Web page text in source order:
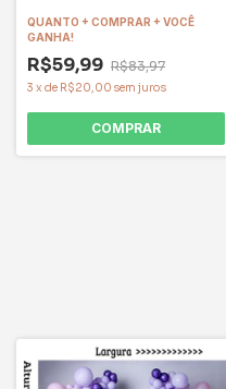
QUANTO + COMPRAR + VOCÊ
GANHA!
R$59,99 R$83,97
3 x de R$20,00 sem juros
COMPRAR